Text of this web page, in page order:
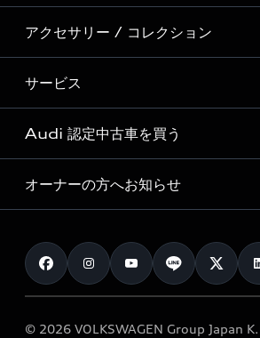
Audi Sport
Formula 1®
デジタルサービス
新車在庫検索
試乗車・展示車検索
見積り依頼
試乗予約
モデル一覧
特別仕様モデル / 限定モデル
e-tronラインアップ
価格シミュレーション
車両比較
カタログ一覧
アクセサリー / コレクション
純正アクセサリー
オンラインショップ
Audi collection
アウディナビアプリ
サービス
サービス入庫予約
サービスプログラム
メンテナンス
車検 / 定期点検
e-tronアフターサポート
Audi 認定中古車を買う
Audi認定中古車
クオリティ
保証
メンテナンス
オーナーの方へお知らせ
お知らせ
オーナー様向けキャンペーン
© 2026 VOLKSWAGEN Group Japan